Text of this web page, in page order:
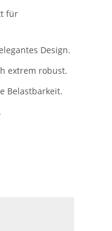
für
Design.
extrem robust.
Belastbarkeit.